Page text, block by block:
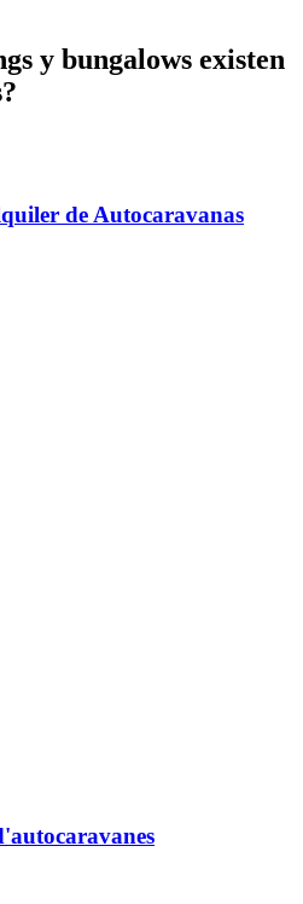
y bungalows existen
de Autocaravanas